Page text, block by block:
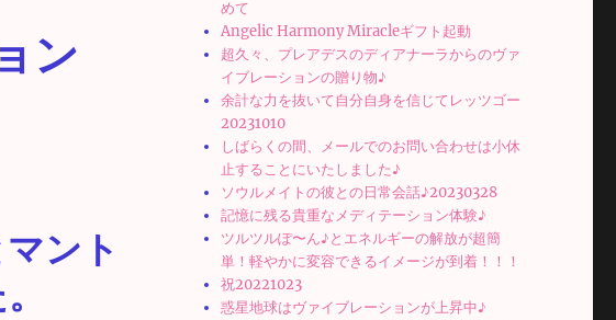
ン
ント
めて
Angelic Harmony Miracleギフト起動
超久々、プレアデスのディアナーラからのヴァ
イブレーションの贈り物♪
余計な力を抜いて自分自身を信じてレッツゴー
20231010
しばらくの間、メールでのお問い合わせは小休
止することにいたしました♪
ソウルメイトの彼との日常会話♪20230328
記憶に残る貴重なメディテーション体験♪
ツルツルぽ〜ん♪とエネルギーの解放が超簡
単！軽やかに変容できるイメージが到着！！！
祝20221023
惑星地球はヴァイブレーションが上昇中♪